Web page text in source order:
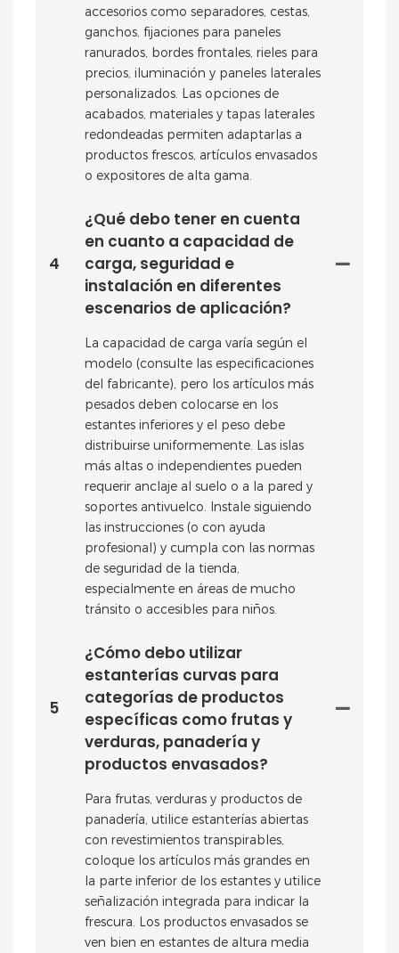
accesorios como separadores, cestas,
ganchos, fijaciones para paneles
ranurados, bordes frontales, rieles para
precios, iluminación y paneles laterales
personalizados. Las opciones de
acabados, materiales y tapas laterales
redondeadas permiten adaptarlas a
productos frescos, artículos envasados ​​
o expositores de alta gama.
4
¿Qué debo tener en cuenta
en cuanto a capacidad de
carga, seguridad e
instalación en diferentes
escenarios de aplicación?
La capacidad de carga varía según el
modelo (consulte las especificaciones
del fabricante), pero los artículos más
pesados ​​deben colocarse en los
estantes inferiores y el peso debe
distribuirse uniformemente. Las islas
más altas o independientes pueden
requerir anclaje al suelo o a la pared y
soportes antivuelco. Instale siguiendo
las instrucciones (o con ayuda
profesional) y cumpla con las normas
de seguridad de la tienda,
especialmente en áreas de mucho
tránsito o accesibles para niños.
5
¿Cómo debo utilizar
estanterías curvas para
categorías de productos
específicas como frutas y
verduras, panadería y
productos envasados?
Para frutas, verduras y productos de
panadería, utilice estanterías abiertas
con revestimientos transpirables,
coloque los artículos más grandes en
la parte inferior de los estantes y utilice
señalización integrada para indicar la
frescura. Los productos envasados ​​se
ven bien en estantes de altura media